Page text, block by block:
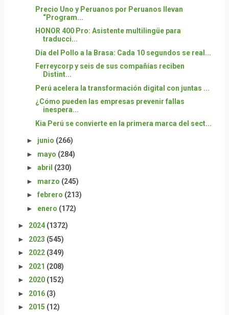
Precio Uno y Peruanos por Peruanos llevan
“Program...
HONOR 400 Pro: Asistente multilingüe para
traducci...
Día del Pollo a la Brasa: Cada 10 segundos se real...
Ferreycorp y seis de sus compañías reciben
Distint...
Perú acelera la transformación digital con juntas ...
¿Cómo pueden las empresas prevenir fallas
inespera...
Kia Perú se convierte en la primera marca del sect...
► junio (266)
► mayo (284)
► abril (230)
► marzo (245)
► febrero (213)
► enero (172)
► 2024 (1372)
► 2023 (545)
► 2022 (349)
► 2021 (208)
► 2020 (152)
► 2016 (3)
► 2015 (12)